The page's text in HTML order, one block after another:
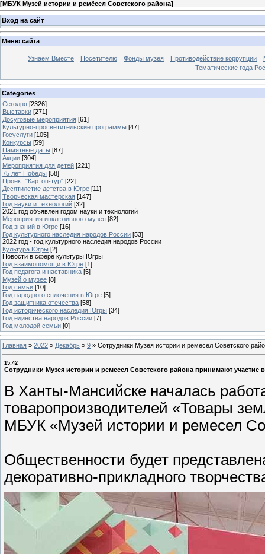
[МБУК Музей истории и ремёсел Советского района]
Вход на сайт
Меню сайта
Узнаём Вместе Посетителю Фонды музея Противодействие коррупции
Тематические года
Categories
Сегодня [2326]
Выставки [271]
Досуговые мероприятия [61]
Культурно-просветительские программы [47]
Госуслуги [105]
Конкурсы [59]
Памятные даты [87]
Акции [304]
Мероприятия для детей [221]
75 лет Победы [58]
Проект "Картоп-тур" [22]
Десятилетие детства в Югре [11]
Творческая мастерская [147]
Год науки и технологий [32]
2021 год объявлен годом науки и технологий
Мероприятия инклюзивного музея [82]
Год знаний в Югре [16]
Год культурного наследия народов России [53]
2022 год - год культурного наследия народов России
Культура Югры [2]
Новости в сфере культуры Югры
Год взаимопомощи в Югре [1]
Год педагога и наставника [5]
Музей о музее [8]
Год семьи [10]
Год народного сплочения в Югре [5]
Год защитника отечества [58]
Год исторического наследия Югры [34]
Год единства народов России [7]
Год молодой семьи [0]
Главная » 2022 » Декабрь » 9 » Сотрудники Музея истории и ремесел Советского
15:42
Сотрудники Музея истории и ремесел Советского района принимают
В Ханты-Мансийске началась
товаропроизводителей «Товары
МБУК «Музей истории и ремесел
Общественности будет
декоративно-прикладного